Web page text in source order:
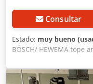
Consultar
Estado: muy bueno
BÖSCH/ HEWEMA tope
circulares de formato
cortes a 90°. Al ajustar
de tope se mueven de